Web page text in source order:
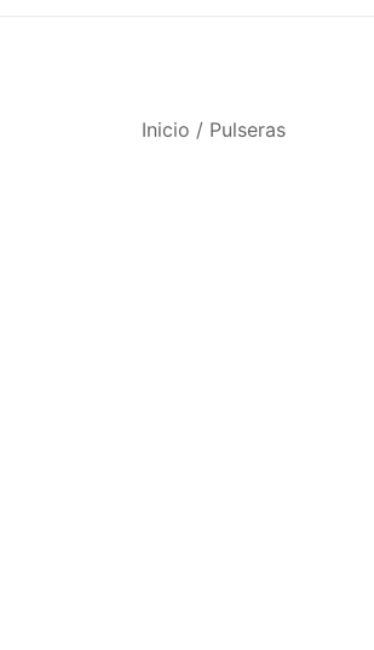
Inicio / Pulseras